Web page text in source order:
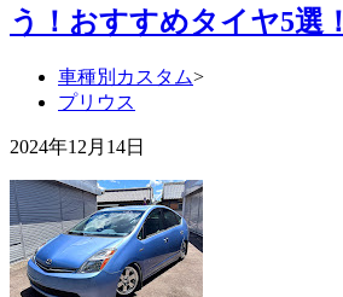
う！おすすめタイヤ5選！
車種別カスタム>
プリウス
2024年12月14日